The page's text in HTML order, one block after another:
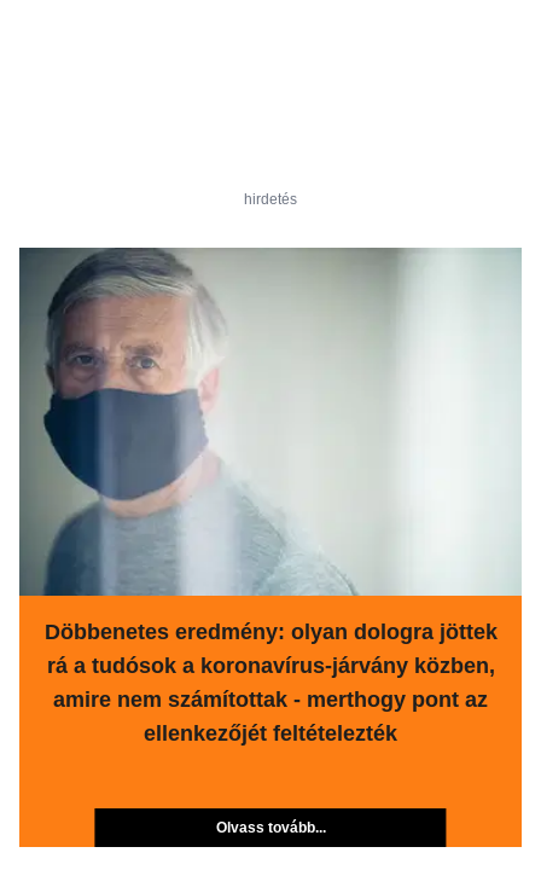
hirdetés
Döbbenetes eredmény: olyan dologra jöttek
rá a tudósok a koronavírus-járvány közben,
amire nem számítottak - merthogy pont az
ellenkezőjét feltételezték
Olvass tovább...